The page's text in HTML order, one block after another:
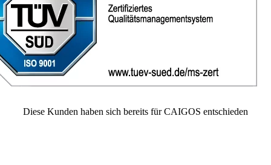
Diese Kunden haben sich bereits für CAIGOS entschieden